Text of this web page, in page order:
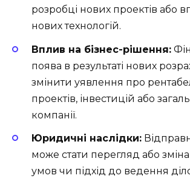
розробці нових проектів або
нових технологій.
Вплив на бізнес-рішення:
поява в результаті нових
змінити уявлення про
проектів, інвестицій або
компанії.
Юридичні наслідки:
може стати перегляд або
умов чи підхід до ведення